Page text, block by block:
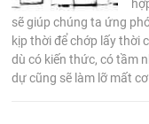
sẽ giúp chúng ta ứng
kịp thời để chớp lấy thời
dù có kiến thức, có tầm
dự cũng sẽ làm lỡ mất